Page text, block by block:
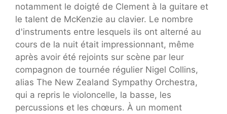
notamment le doigté de Clement à la guitare et
le talent de McKenzie au clavier. Le nombre
d'instruments entre lesquels ils ont alterné au
cours de la nuit était impressionnant, même
après avoir été rejoints sur scène par leur
compagnon de tournée régulier Nigel Collins,
alias The New Zealand Sympathy Orchestra,
qui a repris le violoncelle, la basse, les
percussions et les chœurs. À un moment